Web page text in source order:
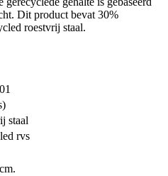
Dit product bevat 30%
roestvrij staal.
staal
rvs